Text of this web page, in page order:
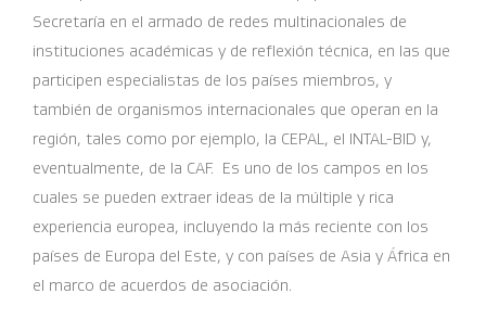
Secretaría en el armado de redes multinacionales de
instituciones académicas y de reflexión técnica, en las que
participen especialistas de los países miembros, y
también de organismos internacionales que operan en la
región, tales como por ejemplo, la CEPAL, el INTAL-BID y,
eventualmente, de la CAF. Es uno de los campos en los
cuales se pueden extraer ideas de la múltiple y rica
experiencia europea, incluyendo la más reciente con los
países de Europa del Este, y con países de Asia y África en
el marco de acuerdos de asociación.